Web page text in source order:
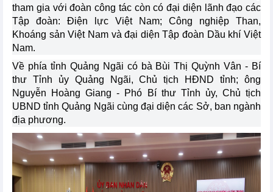
tham gia với đoàn công tác còn có đại diện lãnh đạo các
Tập đoàn: Điện lực Việt Nam; Công nghiệp Than,
Khoáng sản Việt Nam và đại diện Tập đoàn Dầu khí Việt
Nam.
Về phía tỉnh Quảng Ngãi có bà Bùi Thị Quỳnh Vân - Bí
thư Tỉnh ủy Quảng Ngãi, Chủ tịch HĐND tỉnh; ông
Nguyễn Hoàng Giang - Phó Bí thư Tỉnh ủy, Chủ tịch
UBND tỉnh Quảng Ngãi cùng đại diện các Sở, ban ngành
địa phương.